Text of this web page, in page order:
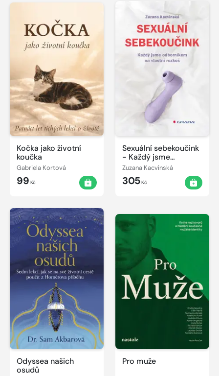
Kočka jako životní
koučka
Gabriela Kortová
99 Kč
Sexuální sebekoučink
- Každý jsme
odborníkem na
vlastní rozkoš
Zuzana Kacvinská
305Kč
Odyssea našich
osudů
Pro muže